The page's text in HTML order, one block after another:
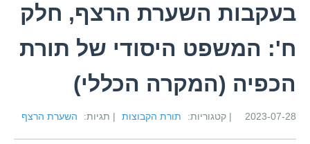
בעקבות השערת הרצף, חלק
ח': המשפט היסודי של תורת
הכפיה (המקרה הכללי)
2023-07-28 | קטגוריות: תורת הקבוצות | תגיות: השערת הרצף